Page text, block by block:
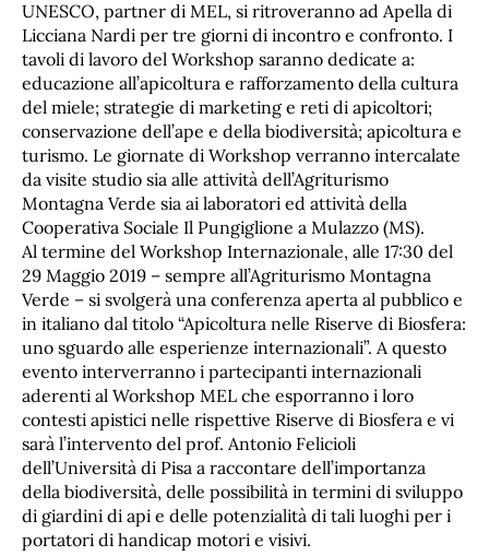
UNESCO, partner di MEL, si ritroveranno ad Apella di
Licciana Nardi per tre giorni di incontro e confronto. I
tavoli di lavoro del Workshop saranno dedicate a:
educazione all’apicoltura e rafforzamento della cultura
del miele; strategie di marketing e reti di apicoltori;
conservazione dell’ape e della biodiversità; apicoltura e
turismo. Le giornate di Workshop verranno intercalate
da visite studio sia alle attività dell’Agriturismo
Montagna Verde sia ai laboratori ed attività della
Cooperativa Sociale Il Pungiglione a Mulazzo (MS).
Al termine del Workshop Internazionale, alle 17:30 del
29 Maggio 2019 – sempre all’Agriturismo Montagna
Verde – si svolgerà una conferenza aperta al pubblico e
in italiano dal titolo “Apicoltura nelle Riserve di Biosfera:
uno sguardo alle esperienze internazionali”. A questo
evento interverranno i partecipanti internazionali
aderenti al Workshop MEL che esporranno i loro
contesti apistici nelle rispettive Riserve di Biosfera e vi
sarà l’intervento del prof. Antonio Felicioli
dell’Università di Pisa a raccontare dell’importanza
della biodiversità, delle possibilità in termini di sviluppo
di giardini di api e delle potenzialità di tali luoghi per i
portatori di handicap motori e visivi.